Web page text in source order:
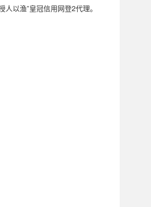
以渔”皇冠信用网登2代理。